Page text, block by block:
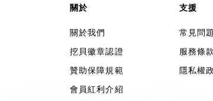
關於
關於我們
挖貝徽章認證
贊助保障規範
會員紅利介紹
支援
常見問題
服務條款
隱私權